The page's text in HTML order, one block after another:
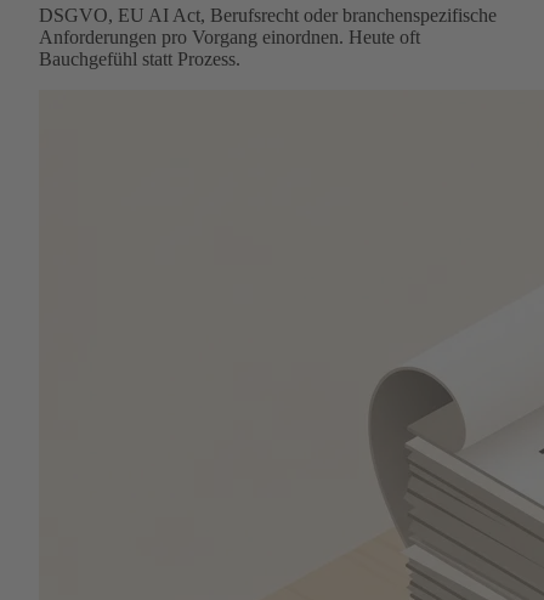
DSGVO, EU AI Act, Berufsrecht oder branchenspezifische
Anforderungen pro Vorgang einordnen. Heute oft
Bauchgefühl statt Prozess.